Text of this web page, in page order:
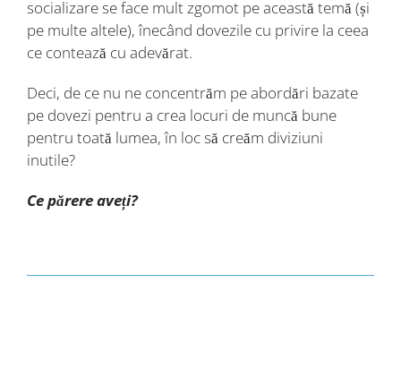
socializare se face mult zgomot pe această temă (și
pe multe altele), înecând dovezile cu privire la ceea
ce contează cu adevărat.
Deci, de ce nu ne concentrăm pe abordări bazate
pe dovezi pentru a crea locuri de muncă bune
pentru toată lumea, în loc să creăm diviziuni
inutile?
Ce părere aveți?